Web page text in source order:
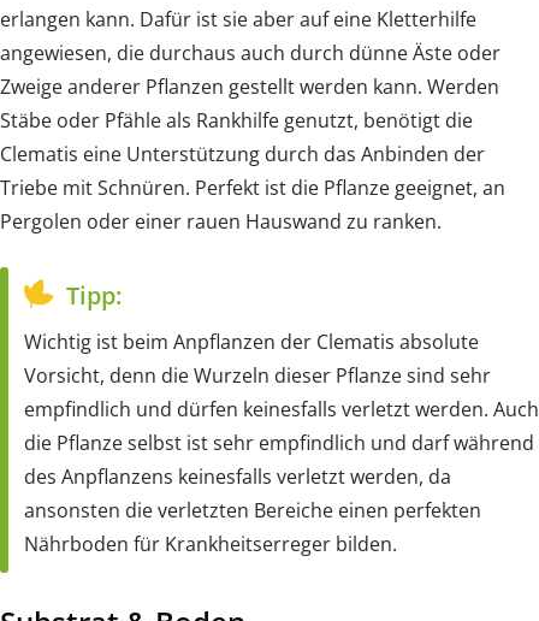
erlangen kann. Dafür ist sie aber auf eine Kletterhilfe
angewiesen, die durchaus auch durch dünne Äste oder
Zweige anderer Pflanzen gestellt werden kann. Werden
Stäbe oder Pfähle als Rankhilfe genutzt, benötigt die
Clematis eine Unterstützung durch das Anbinden der
Triebe mit Schnüren. Perfekt ist die Pflanze geeignet, an
Pergolen oder einer rauen Hauswand zu ranken.
Tipp:
Wichtig ist beim Anpflanzen der Clematis absolute
Vorsicht, denn die Wurzeln dieser Pflanze sind sehr
empfindlich und dürfen keinesfalls verletzt werden. Auch
die Pflanze selbst ist sehr empfindlich und darf während
des Anpflanzens keinesfalls verletzt werden, da
ansonsten die verletzten Bereiche einen perfekten
Nährboden für Krankheitserreger bilden.